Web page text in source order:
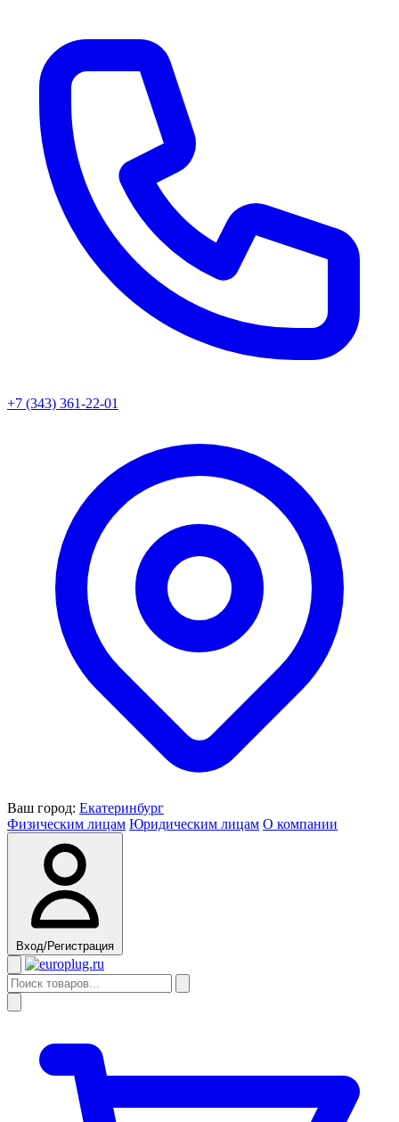
+7 (343) 361-22-01
Ваш город: Екатеринбург
Физическим лицам Юридическим лицам О компании
Вход/Регистрация